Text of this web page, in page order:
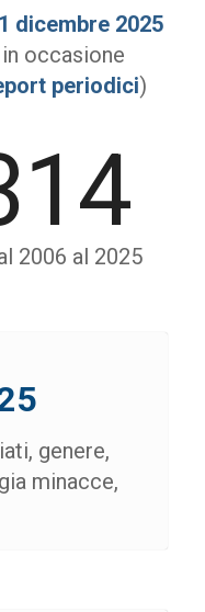
dicembre 2025
occasione
periodici)
2006 al 2025
genere,
minacce,